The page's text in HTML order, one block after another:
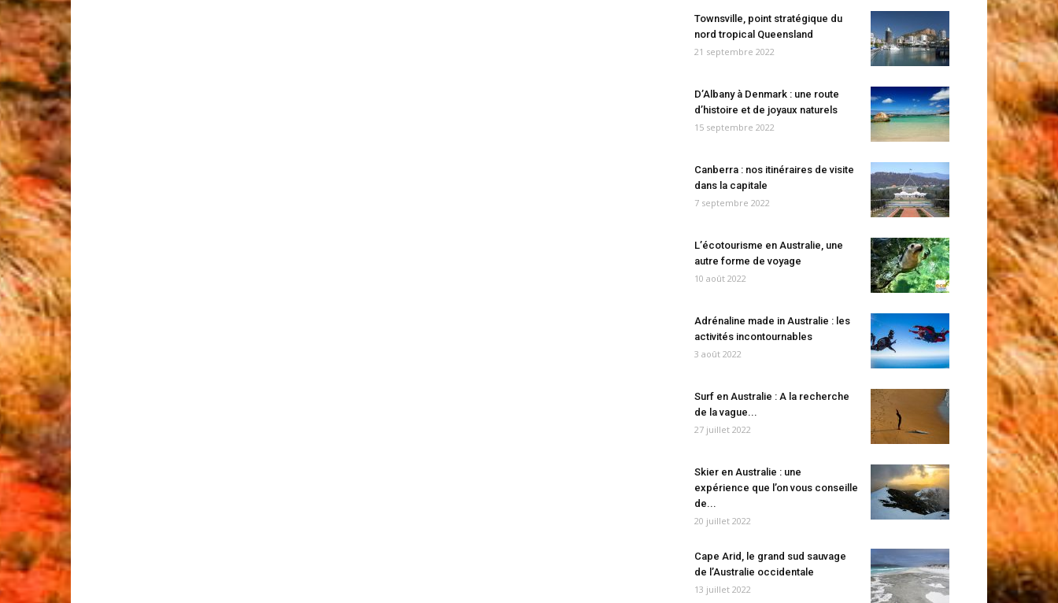
Townsville, point stratégique du
nord tropical Queensland
21 septembre 2022
D’Albany à Denmark : une route
d’histoire et de joyaux naturels
15 septembre 2022
Canberra : nos itinéraires de visite
dans la capitale
7 septembre 2022
L’écotourisme en Australie, une
autre forme de voyage
10 août 2022
Adrénaline made in Australie : les
activités incontournables
3 août 2022
Surf en Australie : A la recherche
de la vague...
27 juillet 2022
Skier en Australie : une
expérience que l’on vous conseille
de...
20 juillet 2022
Cape Arid, le grand sud sauvage
de l’Australie occidentale
13 juillet 2022